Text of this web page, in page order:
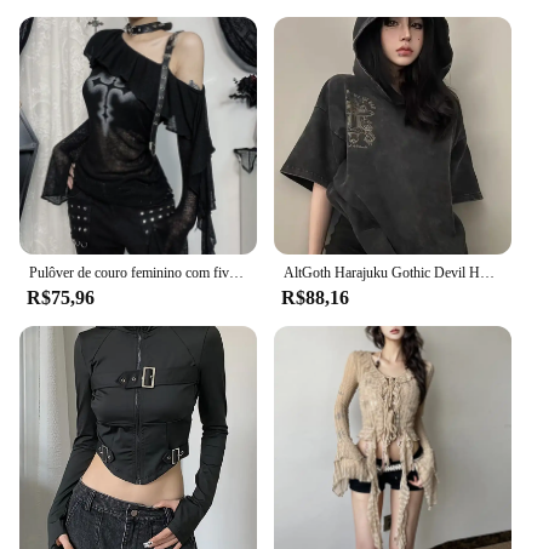
R$75,96
AltGoth Harajuku Gothic Devil Horn T-shirt Mulheres Vintage Streetwear Cyber Punk Y2k Emo Impresso Buraco Manga Curta Com Capuz Tee Tops
R$88,16